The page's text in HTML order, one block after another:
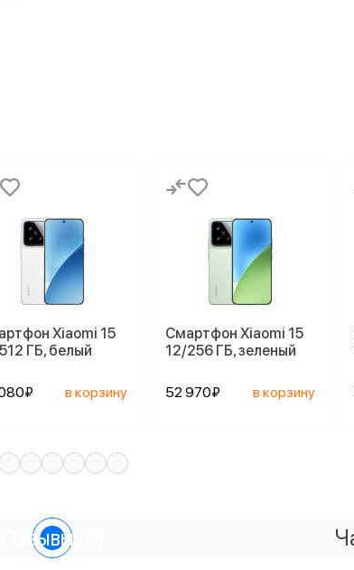
Xiaomi 15
ГБ, белый
в корзину
Смартфон Xiaomi 15
12/256 ГБ, зеленый
52 970₽ в корзину
Отзывы